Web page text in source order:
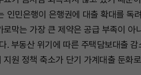
인민은행이 은행권에 대출 확대를 독
로막는 가장 큰 제약은 공급 부족이 아
. 부동산 위기에 따른 주택담보대출 감
지원 정책 축소가 단기 가계대출 둔화